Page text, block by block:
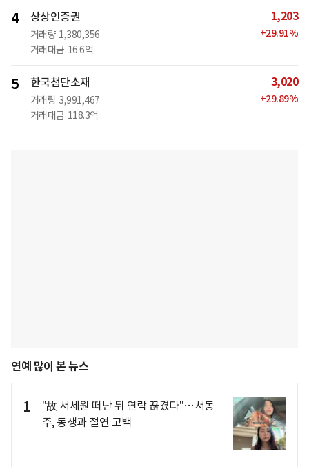
4 상상인증권
거래량 1,380,356
거래대금 16.6억
1,203
+29.91%
5 한국첨단소재
거래량 3,991,467
거래대금 118.3억
3,020
+29.89%
연예 많이 본 뉴스
1
"故 서세원 떠난 뒤 연락 끊겼다"…서동
주, 동생과 절연 고백